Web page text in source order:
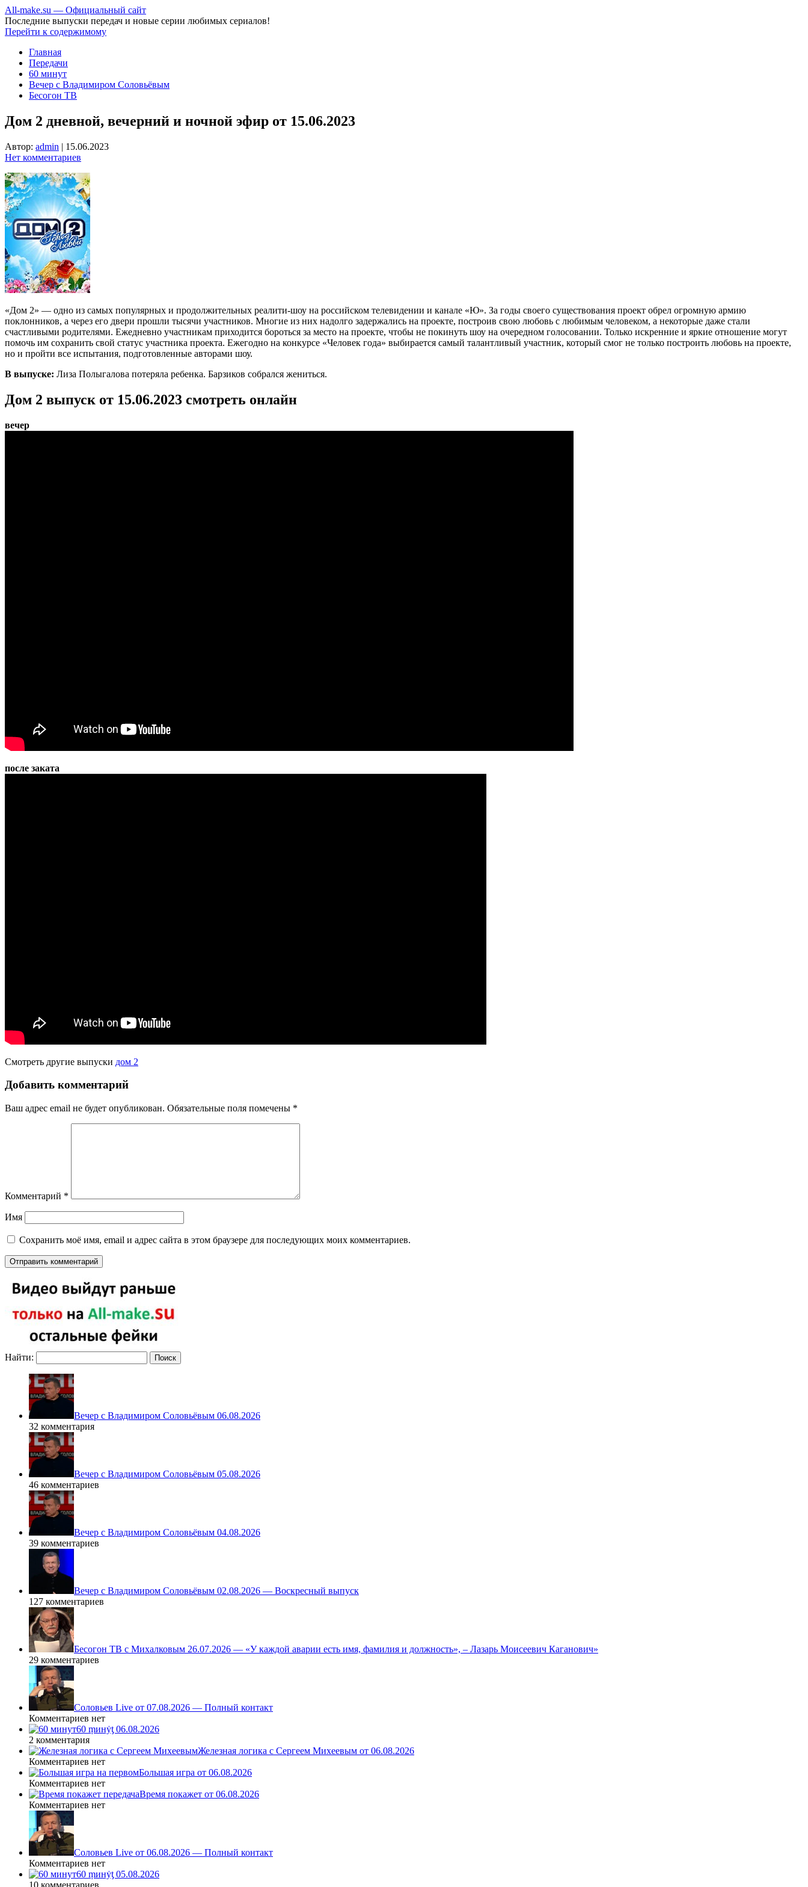
All-make.su — Официальный сайт
Последние выпуски передач и новые серии любимых сериалов!
Перейти к содержимому
Главная
Передачи
60 минут
Вечер с Владимиром Соловьёвым
Бесогон ТВ
Дом 2 дневной, вечерний и ночной эфир от 15.06.2023
Автор: admin | 15.06.2023
Нет комментариев
«Дом 2» — одно из самых популярных и продолжительных реалити-шоу на российском телевидении и канале «Ю». За годы своего существования проект обрел огромную армию
поклонников, а через его двери прошли тысячи участников. Многие из них надолго задержались на проекте, построив свою любовь с любимым человеком, а некоторые даже стали
счастливыми родителями. Ежедневно участникам приходится бороться за место на проекте, чтобы не покинуть шоу на очередном голосовании. Только искренние и яркие отношение могут
помочь им сохранить свой статус участника проекта. Ежегодно на конкурсе «Человек года» выбирается самый талантливый участник, который смог не только построить любовь на проекте,
но и пройти все испытания, подготовленные авторами шоу.
В выпуске: Лиза Полыгалова потеряла ребенка. Барзиков собрался жениться.
Дом 2 выпуск от 15.06.2023 смотреть онлайн
вечер
после заката
Смотреть другие выпуски дом 2
Добавить комментарий
Ваш адрес email не будет опубликован. Обязательные поля помечены *
Комментарий *
Имя
Сохранить моё имя, email и адрес сайта в этом браузере для последующих моих комментариев.
Найти:
Вечер с Владимиром Соловьёвым 06.08.2026
32 комментария
Вечер с Владимиром Соловьёвым 05.08.2026
46 комментариев
Вечер с Владимиром Соловьёвым 04.08.2026
39 комментариев
Вечер с Владимиром Соловьёвым 02.08.2026 — Воскресный выпуск
127 комментариев
Бесогон ТВ с Михалковым 26.07.2026 — «У каждой аварии есть имя, фамилия и должность», – Лазарь Моисеевич Каганович»
29 комментариев
Соловьев Live от 07.08.2026 — Полный контакт
Комментариев нет
60 ṃинẏƫ 06.08.2026
2 комментария
Железная логика с Сергеем Михеевым от 06.08.2026
Комментариев нет
Большая игра от 06.08.2026
Комментариев нет
Время покажет от 06.08.2026
Комментариев нет
Соловьев Live от 06.08.2026 — Полный контакт
Комментариев нет
60 ṃинẏƫ 05.08.2026
10 комментариев